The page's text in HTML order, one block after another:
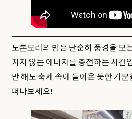
도톤보리의 밤은 단순히 풍경을 보
치지 않는 에너지를 충전하는 시간
만 해도 축제 속에 들어온 듯한 기
떠나보세요!